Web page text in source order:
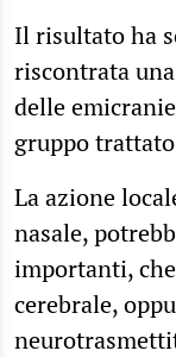
Il risultato ha
riscontrata
delle
gruppo
La azione
nasale,
importanti,
cerebrale,